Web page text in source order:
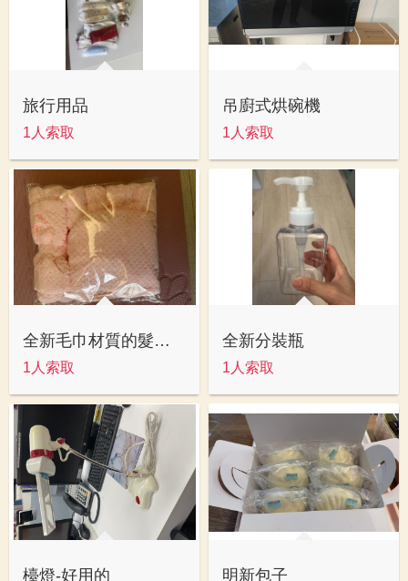
旅行用品
1人索取
吊廚式烘碗機
1人索取
全新毛巾材質的髮帶洗頭巾
1人索取
全新分裝瓶
1人索取
檯燈-好用的 明新包子